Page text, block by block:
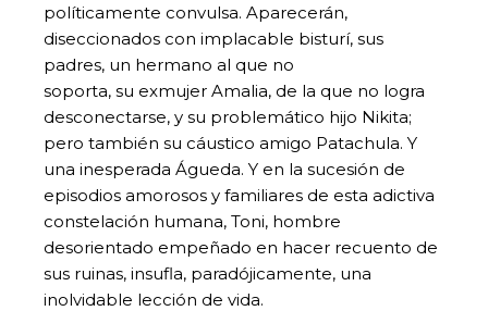
políticamente convulsa. Aparecerán,
diseccionados con implacable bisturí, sus
padres, un hermano al que no
soporta, su exmujer Amalia, de la que no logra
desconectarse, y su problemático hijo Nikita;
pero también su cáustico amigo Patachula. Y
una inesperada Águeda. Y en la sucesión de
episodios amorosos y familiares de esta adictiva
constelación humana, Toni, hombre
desorientado empeñado en hacer recuento de
sus ruinas, insufla, paradójicamente, una
inolvidable lección de vida.